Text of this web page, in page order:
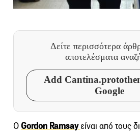
Δείτε περισσότερα
αποτελέσματα
Add
Google
ΟGordon Ramsay είναι από τους